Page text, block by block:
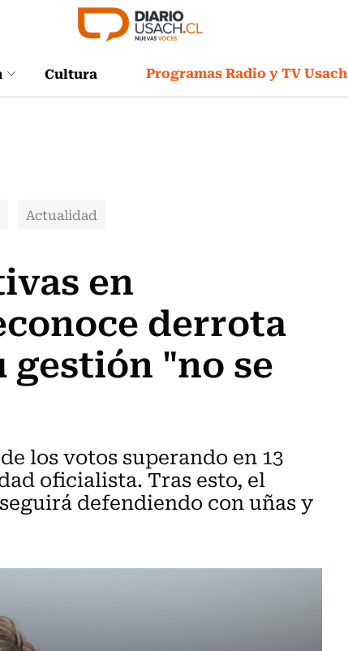
Cultura Programas Radio y TV Usach
Actualidad
en
derrota
"no se
los votos superando en 13
oficialista. Tras esto, el
defendiendo con uñas y